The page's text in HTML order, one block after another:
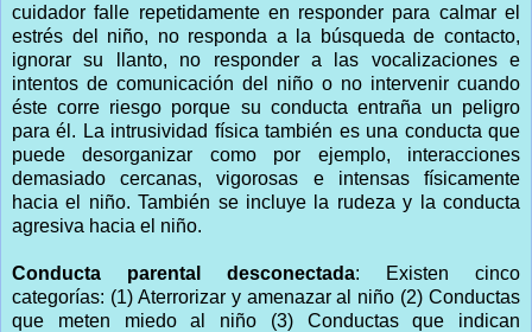
cuidador falle repetidamente en responder para calmar el
estrés del niño, no responda a la búsqueda de contacto,
ignorar su llanto, no responder a las vocalizaciones e
intentos de comunicación del niño o no intervenir cuando
éste corre riesgo porque su conducta entraña un peligro
para él. La intrusividad física también es una conducta que
puede desorganizar como por ejemplo, interacciones
demasiado cercanas, vigorosas e intensas físicamente
hacia el niño. También se incluye la rudeza y la conducta
agresiva hacia el niño.
Conducta parental desconectada: Existen cinco
categorías: (1) Aterrorizar y amenazar al niño (2) Conductas
que meten miedo al niño (3) Conductas que indican